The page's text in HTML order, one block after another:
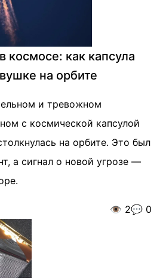
космосе: как капсула
на орбите
и тревожном
с космической капсулой
на орбите. Это был
а сигнал о новой угрозе —
👁️ 2💬 0